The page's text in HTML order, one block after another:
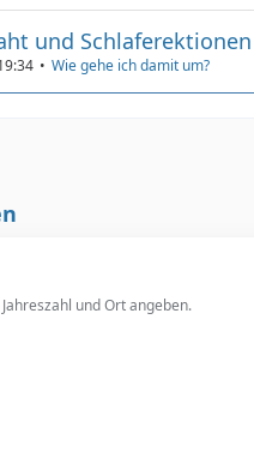
und Schlaferektionen
Wie gehe ich damit um?
und Ort angeben.